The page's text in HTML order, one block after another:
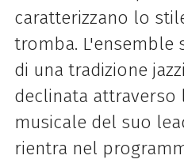
caratterizzano lo
tromba. L'ensemble
di una tradizione
declinata attraverso
musicale del suo
rientra nel